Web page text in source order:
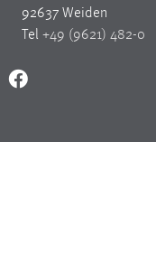
92637 Weiden
Tel +49 (9621) 482-0
Facebook
speichert die gewählte
der Website.